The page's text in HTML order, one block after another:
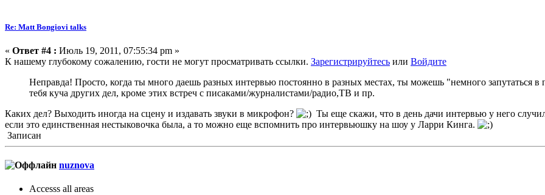
Re: Matt Bongiovi talks
« Ответ #4 : Июль 19, 2011, 07:55:34 pm »
К нашему глубокому сожалению, гости не могут просматривать ссылки. Зарегистрируйтесь или Войдите
Неправда! Просто, когда ты много даешь разных интервью постоянно в разных местах, ты можешь "немного запутаться в
тебя куча других дел, кроме этих встреч с писаками/журналистами/радио,ТВ и пр.
Каких дел? Выходить иногда на сцену и издавать звуки в микрофон?
Ты еще скажи, что в день дачи интервью у него
если это единственная нестыковочка была, а то можно еще вспомнить про интервьюшку на шоу у Ларри Кинга.
Записан
nuznova
Accesss all areas